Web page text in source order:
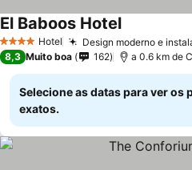
4 EstrelasHotel Design moderno e
El Baboos Hotel
8,3 Muito boa 162 a 0.6 km de
Selecione as datas para ver os
exatos.